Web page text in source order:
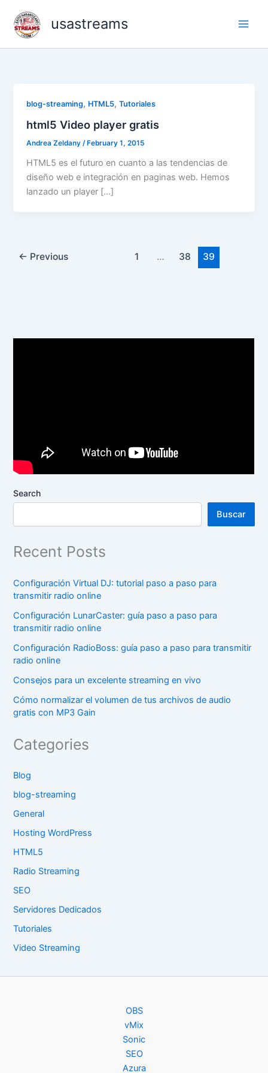
content
usastreams
blog-streaming, HTML5,Tutoriales
html5 Video player gratis
Andrea Zeldany/ February 1, 2015
HTML5 es el futuro en cuanto a las tendencias de
diseño web e integración en paginas web. Hemos
lanzado un player […]
← Previous 1 … 38 39
Search
Buscar
Recent Posts
Configuración Virtual DJ: tutorial paso a paso para
transmitir radio online
Configuración LunarCaster: guía paso a paso para
transmitir radio online
Configuración RadioBoss: guía paso a paso para transmitir
radio online
Consejos para un excelente streaming en vivo
Cómo normalizar el volumen de tus archivos de audio
gratis con MP3 Gain
Categories
Blog
blog-streaming
General
Hosting WordPress
HTML5
Radio Streaming
SEO
Servidores Dedicados
Tutoriales
Video Streaming
OBS
vMix
Sonic
SEO
Azura